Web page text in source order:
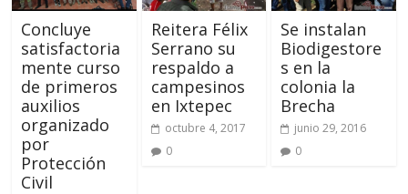
Concluye
satisfactoria
mente curso
de primeros
auxilios
organizado
por
Protección
Civil
Reitera Félix
Serrano su
respaldo a
campesinos
en Ixtepec
octubre 4, 2017
0
Se instalan
Biodigestore
s en la
colonia la
Brecha
junio 29, 2016
0